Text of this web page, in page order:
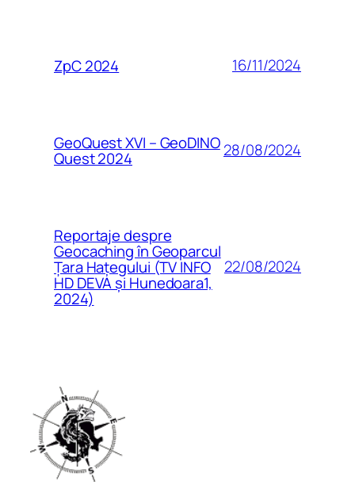
ZpC 2024 16/11/2024
GeoQuest XVI – GeoDINO
Quest 2024 28/08/2024
Reportaje despre
Geocaching în Geoparcul
Țara Hațegului (TV INFO
HD DEVA și Hunedoara1,
2024)
22/08/2024